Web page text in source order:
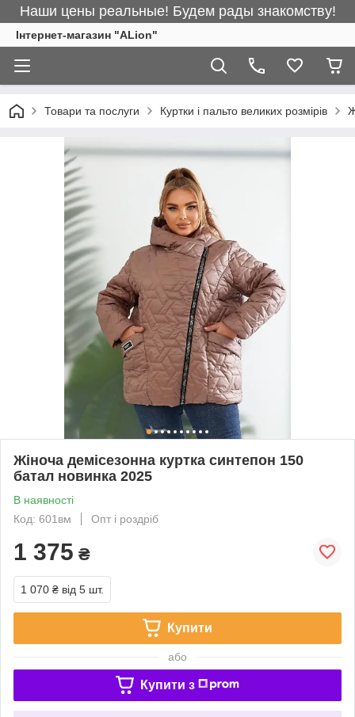
Наши цены реальные! Будем рады знакомству!
Інтернет-магазин "ALіon"
Товари та послуги Куртки і пальто великих розмірів
Жіноча демісезонна куртка синтепон 150
батал новинка 2025
В наявності
Код: 601вм
Опт і роздріб
1 375 ₴
1 070 ₴ від 5 шт.
Купити
або
Купити з